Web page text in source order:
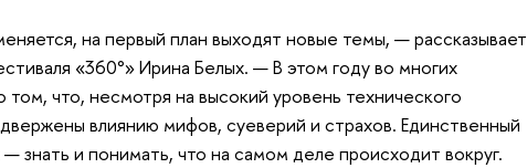
на первый план выходят новые темы, — рассказывает
«360°» Ирина Белых. — В этом году во многих
что, несмотря на высокий уровень технического
влиянию мифов, суеверий и страхов. Единственный
знать и понимать, что на самом деле происходит вокруг.